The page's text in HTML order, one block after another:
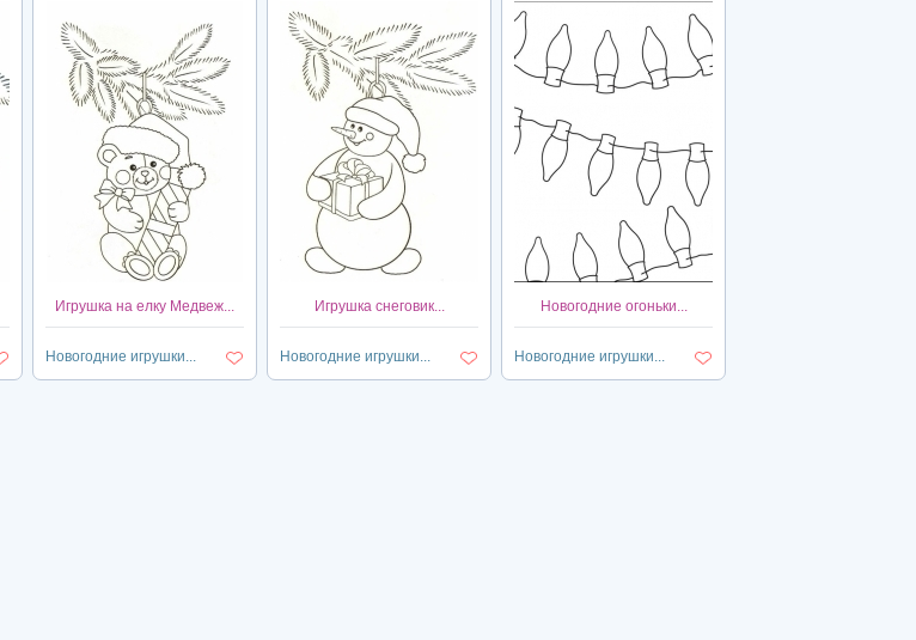
Игрушка на елку Медвеж...
Новогодние игрушки...
Игрушка снеговик...
Новогодние игрушки...
Новогодние огоньки...
Новогодние игрушки...